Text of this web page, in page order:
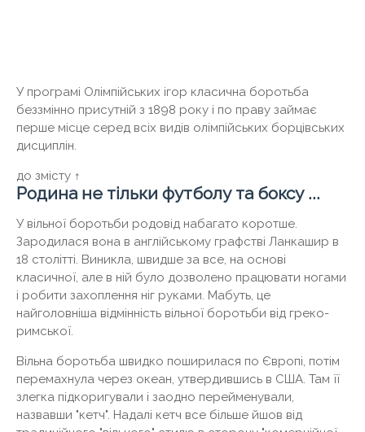
У програмі Олімпійських ігор класична боротьба
беззмінно присутній з 1898 року і по праву займає
перше місце серед всіх видів олімпійських борцівських
дисциплін.
до змісту ↑
Родина не тільки футболу та боксу ...
У вільної боротьби родовід набагато коротше.
Зародилася вона в англійському графстві Ланкашир в
18 столітті. Виникла, швидше за все, на основі
класичної, але в ній було дозволено працювати ногами
і робити захоплення ніг руками. Мабуть, це
найголовніша відмінність вільної боротьби від греко-
римської.
Вільна боротьба швидко поширилася по Європі, потім
перемахнула через океан, утвердившись в США. Там її
злегка підкоригували і заодно перейменували,
назвавши "кетч". Надалі кетч все більше йшов від